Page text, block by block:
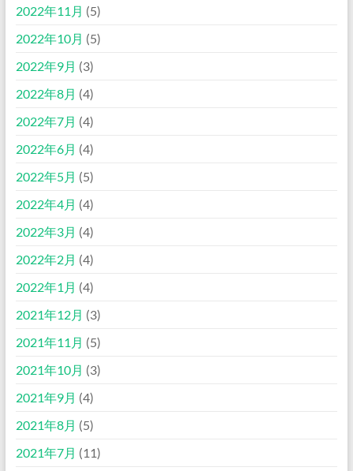
2022年11月 (5)
2022年10月 (5)
2022年9月 (3)
2022年8月 (4)
2022年7月 (4)
2022年6月 (4)
2022年5月 (5)
2022年4月 (4)
2022年3月 (4)
2022年2月 (4)
2022年1月 (4)
2021年12月 (3)
2021年11月 (5)
2021年10月 (3)
2021年9月 (4)
2021年8月 (5)
2021年7月 (11)